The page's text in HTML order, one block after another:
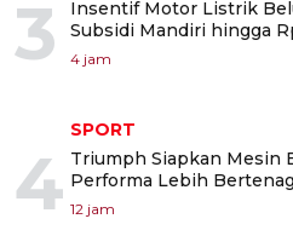
3
Insentif Motor Listrik
Subsidi Mandiri hingga
4 jam
4
SPORT
Triumph Siapkan Mesin
Performa Lebih
12 jam